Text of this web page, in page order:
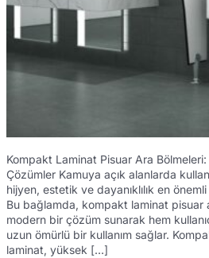
Kompakt Laminat Pisuar Ara
Çözümler Kamuya açık alanlarda
hijyen, estetik ve dayanıklılık en
Bu bağlamda, kompakt laminat pisuar
modern bir çözüm sunarak hem
uzun ömürlü bir kullanım sağlar.
laminat, yüksek […]